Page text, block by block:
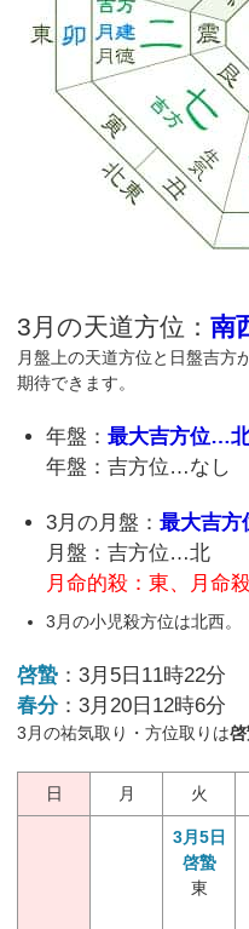
3月の天道方位：南
月盤上の天道方位と日盤吉方
期待できます。
年盤：最大吉方位…
年盤：吉方位…なし
3月の月盤：最大吉
月盤：吉方位…北
月命的殺：東、月命
3月の小児殺方位は北西。
啓蟄 ：3月5日11時22分
春分 ：3月20日12時6分
3月の祐気取り・方位取りは
日 月 火
3月5日
啓蟄
東